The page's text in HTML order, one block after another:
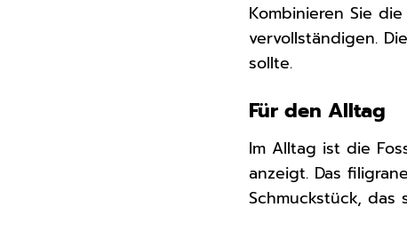
Kombinieren Sie
vervollständigen.
sollte.
Für den Alltag
Im Alltag ist die
anzeigt. Das
Schmuckstück,